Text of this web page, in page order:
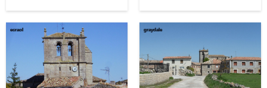
ecraol graydale